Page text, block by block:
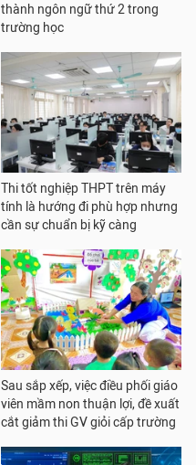
thành ngôn ngữ thứ 2 trong
trường học
Thi tốt nghiệp THPT trên máy
tính là hướng đi phù hợp nhưng
cần sự chuẩn bị kỹ càng
Sau sắp xếp, việc điều phối giáo
viên mầm non thuận lợi, đề xuất
cắt giảm thi GV giỏi cấp trường